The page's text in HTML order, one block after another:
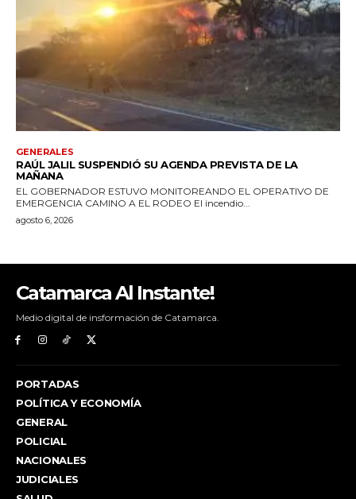
Catamarca Al Instante!
Medio digital de insformación de Catamarca.
PORTADAS
POLÍTICA Y ECONOMÍA
GENERAL
POLICIAL
NACIONALES
JUDICIALES